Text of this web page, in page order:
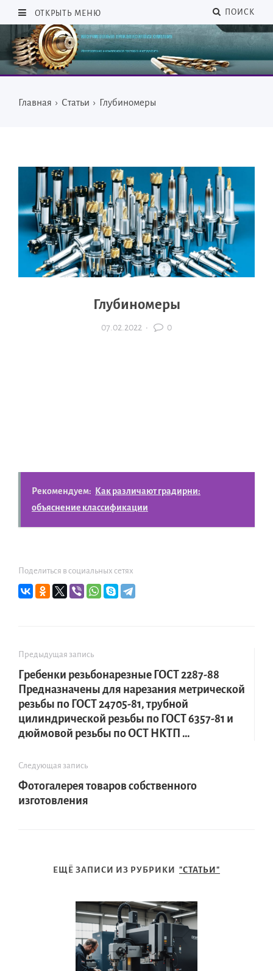
ОТКРЫТЬ МЕНЮ ПОИСК
Главная › Статьи › Глубиномеры
Глубиномеры
07.02.2022 · 0
Рекомендуем:
Как различают градирни:
объяснение классификации
Поделиться в социальных сетях
Предыдущая запись
Гребенки резьбонарезные ГОСТ 2287-88
Предназначены для нарезания метрической
резьбы по ГОСТ 24705-81, трубной
цилиндрической резьбы по ГОСТ 6357-81 и
дюймовой резьбы по ОСТ НКТП …
Следующая запись
Фотогалерея товаров собственного
изготовления
ЕЩЁ ЗАПИСИ ИЗ РУБРИКИ "СТАТЬИ"